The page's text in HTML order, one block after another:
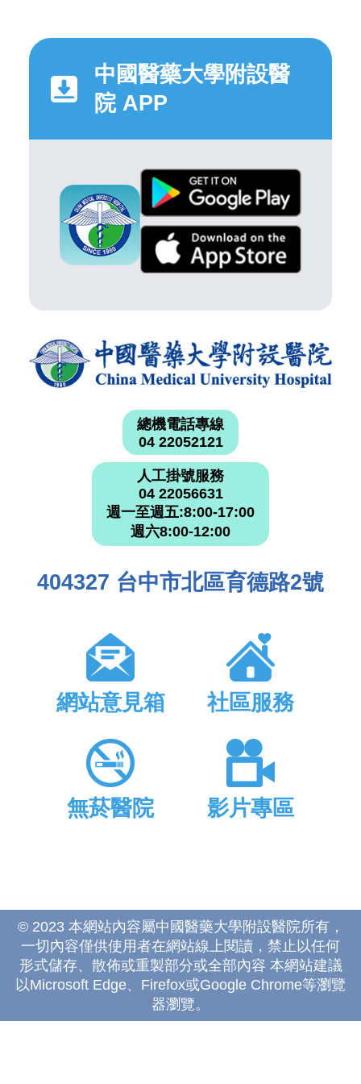
中國醫藥大學附設醫
院 APP
總機電話專線
04 22052121
人工掛號服務
04 22056631
週一至週五:8:00-17:00
週六8:00-12:00
404327 台中市北區育德路2號
網站意見箱 社區服務
無菸醫院 影片專區
© 2023 本網站內容屬中國醫藥大學附設醫院所有，
一切內容僅供使用者在網站線上閱讀，禁止以任何
形式儲存、散佈或重製部分或全部內容 本網站建議
以Microsoft Edge、Firefox或Google Chrome等瀏覽
器瀏覽。